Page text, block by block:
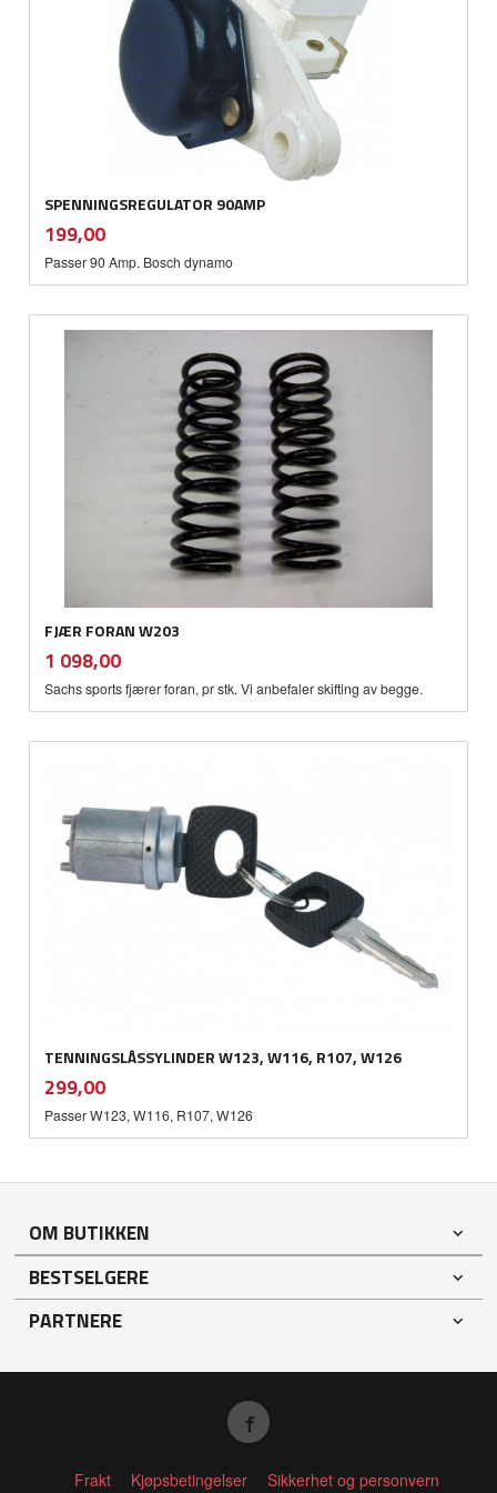
SPENNINGSREGULATOR 90AMP
Pris
199,00mva.
Passer 90 Amp. Bosch dynamo
FJÆR FORAN W203
Pris
1 098,00mva.
Sachs sports fjærer foran, pr stk. Vi anbefaler skifting av begge.
TENNINGSLÅSSYLINDER W123, W116, R107, W126
Pris
299,00mva.
Passer W123, W116, R107, W126
OM BUTIKKEN
BESTSELGERE
PARTNERE
Frakt Kjøpsbetingelser Sikkerhet og personvern